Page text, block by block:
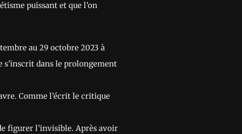
puissant et que l’on
au 29 octobre 2023 à
s’inscrit dans le prolongement
Comme l’écrit le critique
figurer l’invisible. Après avoir